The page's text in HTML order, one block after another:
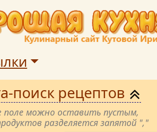
поиск рецептов
поле можно оставить пустым,
разделяется запятой ","